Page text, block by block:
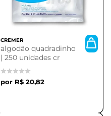
CREMER
algodão quadradinho
| 250 unidades cr
R$ 20,82